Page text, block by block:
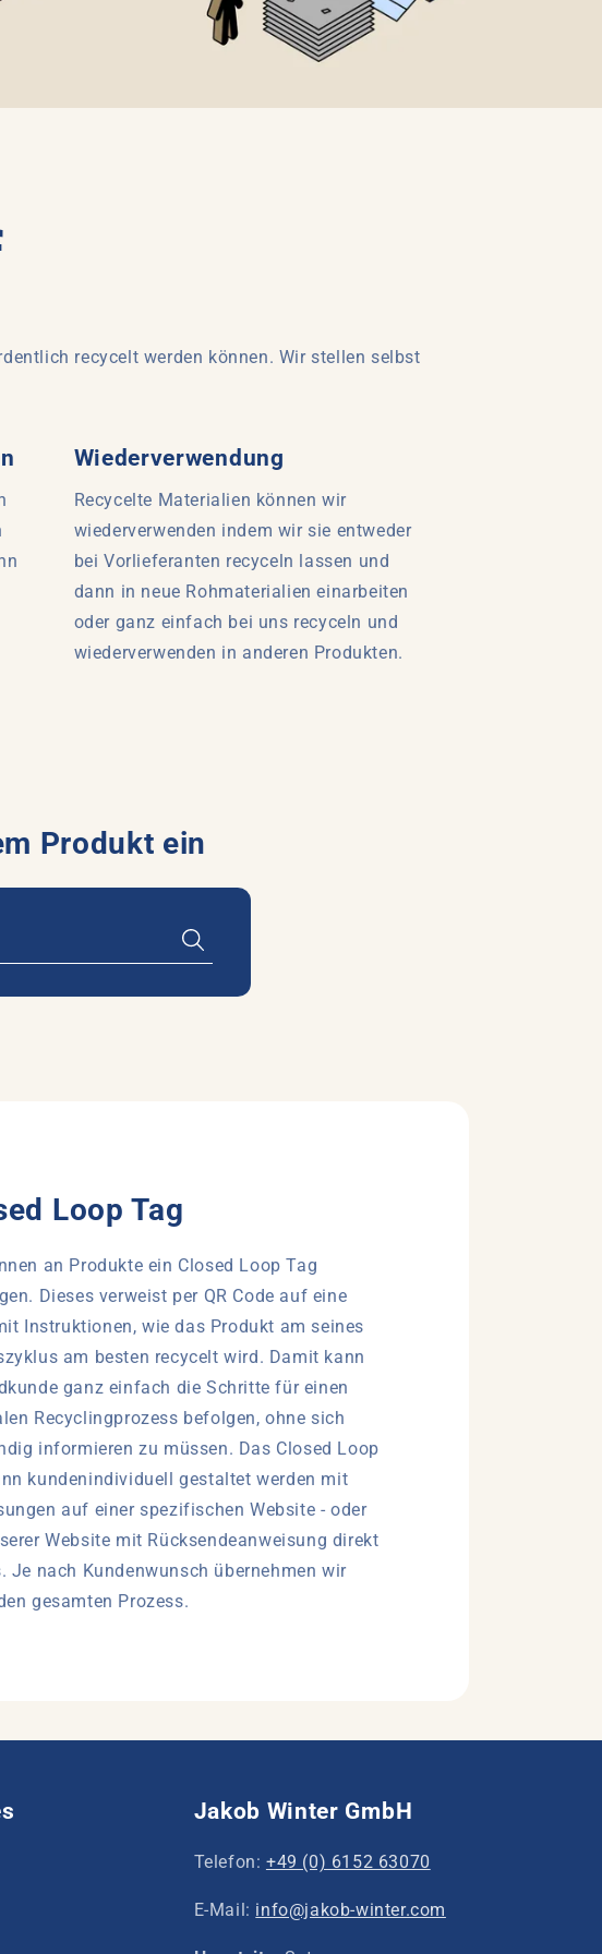
recycelt werden können. Wir stellen selbst
Wiederverwendung
Recycelte Materialien können wir
wiederverwenden indem wir sie entweder
bei Vorlieferanten recyceln lassen und
dann in neue Rohmaterialien einarbeiten
oder ganz einfach bei uns recyceln und
wiederverwenden in anderen Produkten.
Produkt ein
Loop Tag
an Produkte ein Closed Loop Tag
Dieses verweist per QR Code auf eine
Instruktionen, wie das Produkt am seines
am besten recycelt wird. Damit kann
ganz einfach die Schritte für einen
Recyclingprozess befolgen, ohne sich
informieren zu müssen. Das Closed Loop
kundenindividuell gestaltet werden mit
auf einer spezifischen Website - oder
Website mit Rücksendeanweisung direkt
Je nach Kundenwunsch übernehmen wir
gesamten Prozess.
Jakob Winter GmbH
Telefon: +49 (0) 6152 63070
E-Mail: info@jakob-winter.com